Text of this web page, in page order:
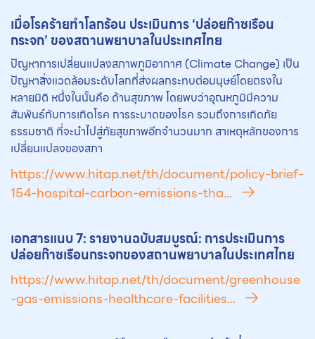
เมื่อโรคร้ายทำโลกร้อน ประเมินการ ‘ปล่อยก๊าซเรือน
กระจก’ ของสถานพยาบาลในประเทศไทย
ปัญหาการเปลี่ยนแปลงสภาพภูมิอากาศ (Climate Change) เป็น
ปัญหาสิ่งแวดล้อมระดับโลกที่ส่งผลกระทบต่อมนุษย์โดยตรงใน
หลายมิติ หนึ่งในนั้นคือ ด้านสุขภาพ โดยพบว่าอุณหภูมิมีความ
สัมพันธ์กับการเกิดโรค การระบาดของโรค รวมถึงการเกิดภัย
ธรรมชาติ ที่จะนำไปสู่ภัยสุขภาพอีกจำนวนมาก สาเหตุหลักของการ
เปลี่ยนแปลงของสภา
https://www.hitap.net/th/document/policy-brief-
154-hospital-carbon-emissions-tha...
เอกสารแนบ 7: รายงานฉบับสมบูรณ์: การประเมินการ
ปล่อยก๊าซเรือนกระจกของสถานพยาบาลในประเทศไทย
https://www.hitap.net/th/document/greenhouse
-gas-emissions-healthcare-facilities...